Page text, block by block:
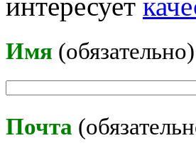
Имя
Почта